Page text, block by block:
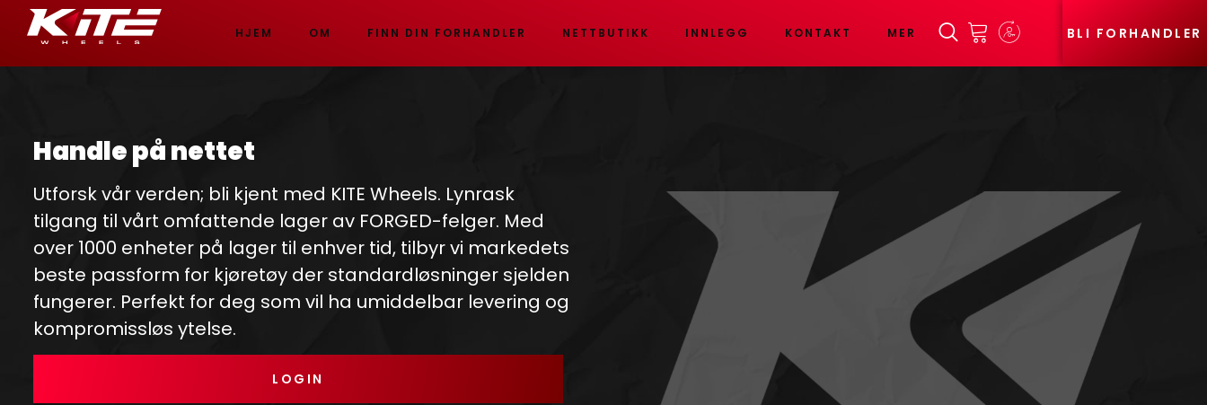
HJEM OM FINN DIN FORHANDLER NETTBUTIKK INNLEGG KONTAKT MER BLI FORHANDLER
Handle på nettet
Utforsk vår verden; bli kjent med KITE Wheels. Lynrask
tilgang til vårt omfattende lager av FORGED-felger. Med
over 1000 enheter på lager til enhver tid, tilbyr vi markedets
beste passform for kjøretøy der standardløsninger sjelden
fungerer. Perfekt for deg som vil ha umiddelbar levering og
kompromissløs ytelse.
LOGIN